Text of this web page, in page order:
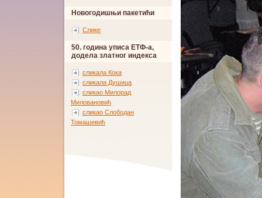
Новогодишњи пакетићи
Слике
50. година уписа ЕТФ-а,
додела златног индекса
сликала Кока
сликала Душица
сликао Милорад
Миловановић
сликао Слободан
Томашевић